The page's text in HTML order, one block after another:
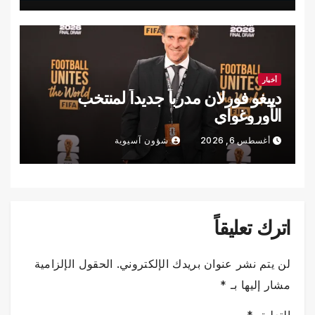
أخبار
دييغو فورلان مدرباً جديداً لمنتخب
الأوروغواي
أغسطس 6, 2026 شؤون آسيوية
اترك تعليقاً
لن يتم نشر عنوان بريدك الإلكتروني. الحقول الإلزامية
مشار إليها بـ *